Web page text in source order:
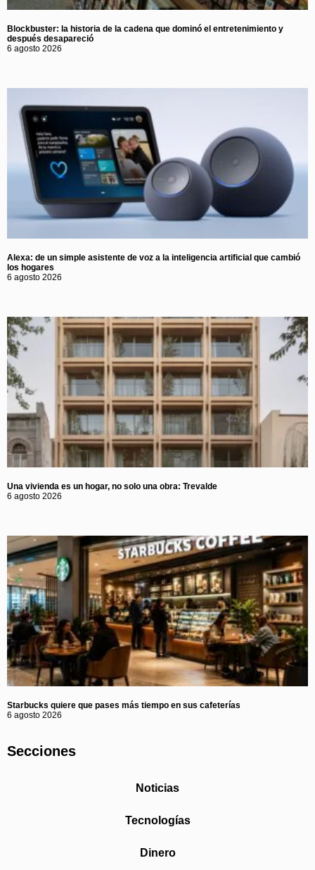
Blockbuster: la historia de la cadena que dominó el entretenimiento y
después desapareció
6 agosto 2026
Alexa: de un simple asistente de voz a la inteligencia artificial que cambió
los hogares
6 agosto 2026
Una vivienda es un hogar, no solo una obra: Trevalde
6 agosto 2026
Starbucks quiere que pases más tiempo en sus cafeterías
6 agosto 2026
Secciones
Noticias
Tecnologías
Dinero